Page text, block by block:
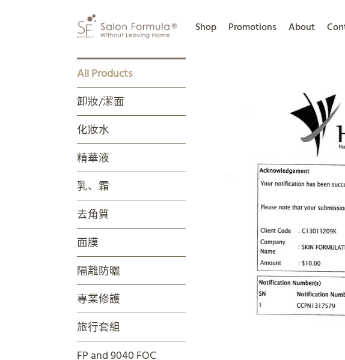
Shop Promotions About
All Products
卸妝/潔面
化妝水
精華液
乳、霜
去角質
面膜
隔離防曬
專業修護
旅行套組
FP and 9040 FOC